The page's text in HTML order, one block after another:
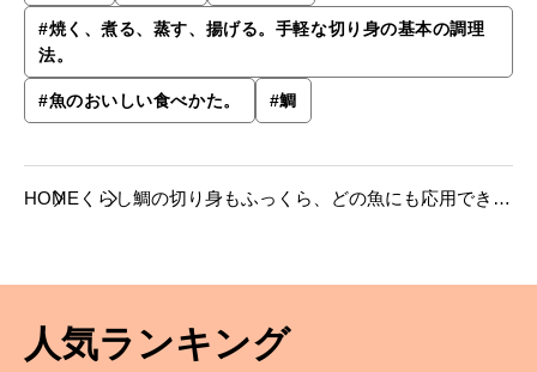
#焼く、煮る、蒸す、揚げる。手軽な切り身の基本の調理
法。
#魚のおいしい食べかた。 #鯛
HOME くらし鯛の切り身もふっくら、どの魚にも応用できる
人気ランキング